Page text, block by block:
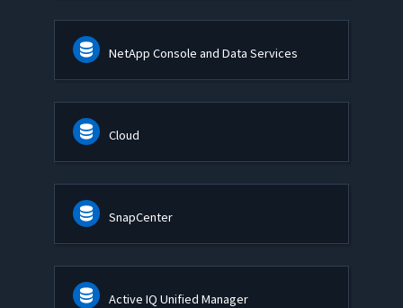
NetApp Console and Data Services
Cloud
SnapCenter
Active IQ Unified Manager